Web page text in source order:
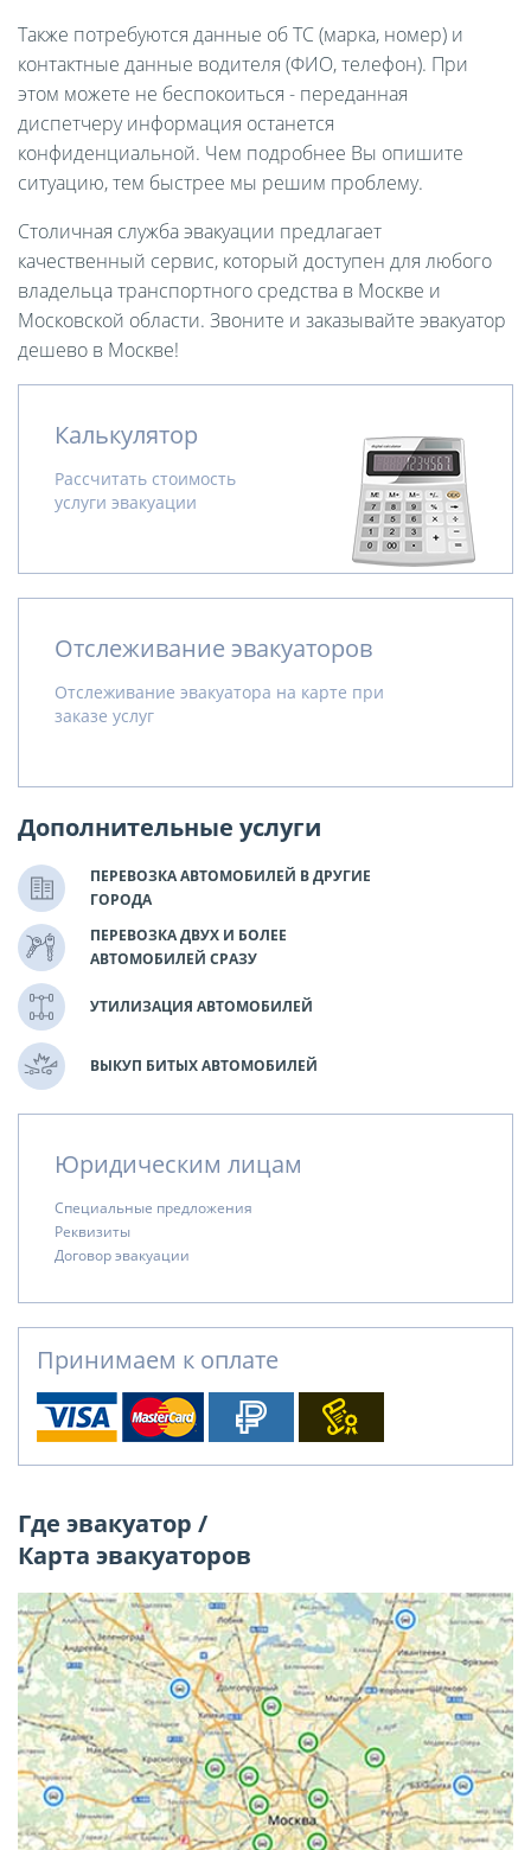
Также потребуются данные об ТС (марка, номер) и
контактные данные водителя (ФИО, телефон). При
этом можете не беспокоиться - переданная
диспетчеру информация останется
конфиденциальной. Чем подробнее Вы опишите
ситуацию, тем быстрее мы решим проблему.
Столичная служба эвакуации предлагает
качественный сервис, который доступен для любого
владельца транспортного средства в Москве и
Московской области. Звоните и заказывайте эвакуатор
дешево в Москве!
Калькулятор
Рассчитать стоимость
услуги эвакуации
Отслеживание эвакуаторов
Отслеживание эвакуатора на карте при
заказе услуг
Дополнительные услуги
ПЕРЕВОЗКА АВТОМОБИЛЕЙ В ДРУГИЕ
ГОРОДА
ПЕРЕВОЗКА ДВУХ И БОЛЕЕ
АВТОМОБИЛЕЙ СРАЗУ
УТИЛИЗАЦИЯ АВТОМОБИЛЕЙ
ВЫКУП БИТЫХ АВТОМОБИЛЕЙ
Юридическим лицам
Специальные предложения
Реквизиты
Договор эвакуации
Принимаем к оплате
Где эвакуатор /
Карта эвакуаторов